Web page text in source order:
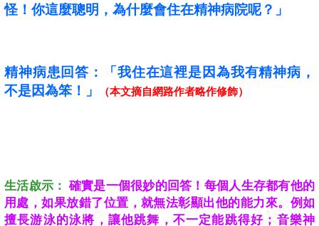
怪！你這麼聰明，為什麼會住在精神病院呢？」
精神病患回答：「我住在這裡是因為我有精神病，
不是因為笨！」
（本文摘自網路作者略作修飾）
生活啟示： 確實是一個很妙的回答！每個人生存都有他的
用處，如果放錯了位置，就無法彰顯出他的能力來。例如
擅長游泳的泳將，讓他跳舞，不一定能跳得好；音樂神